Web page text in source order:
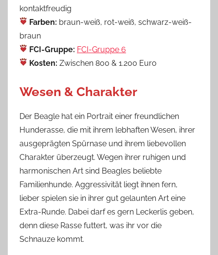
kontaktfreudig
Farben: braun-weiß, rot-weiß, schwarz-weiß-
braun
FCI-Gruppe: FCI-Gruppe 6
Kosten: Zwischen 800 & 1.200 Euro
Wesen & Charakter
Der Beagle hat ein Portrait einer freundlichen
Hunderasse, die mit ihrem lebhaften Wesen, ihrer
ausgeprägten Spürnase und ihrem liebevollen
Charakter überzeugt. Wegen ihrer ruhigen und
harmonischen Art sind Beagles beliebte
Familienhunde. Aggressivität liegt ihnen fern,
lieber spielen sie in ihrer gut gelaunten Art eine
Extra-Runde. Dabei darf es gern Leckerlis geben,
denn diese Rasse futtert, was ihr vor die
Schnauze kommt.